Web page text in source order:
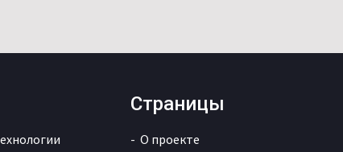
Страницы
О проекте